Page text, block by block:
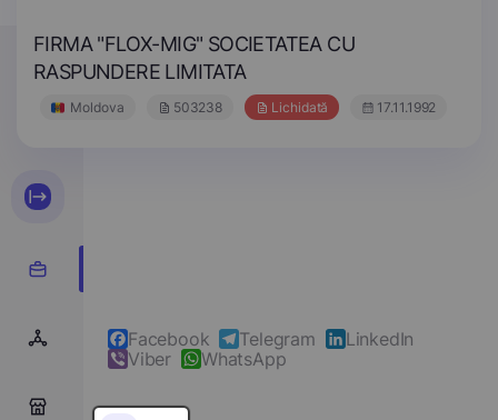
FIRMA "FLOX-MIG" SOCIETATEA CU
RASPUNDERE LIMITATA
Moldova 503238 Lichidată 17.11.1992
Facebook Telegram
LinkedIn
Viber
WhatsApp